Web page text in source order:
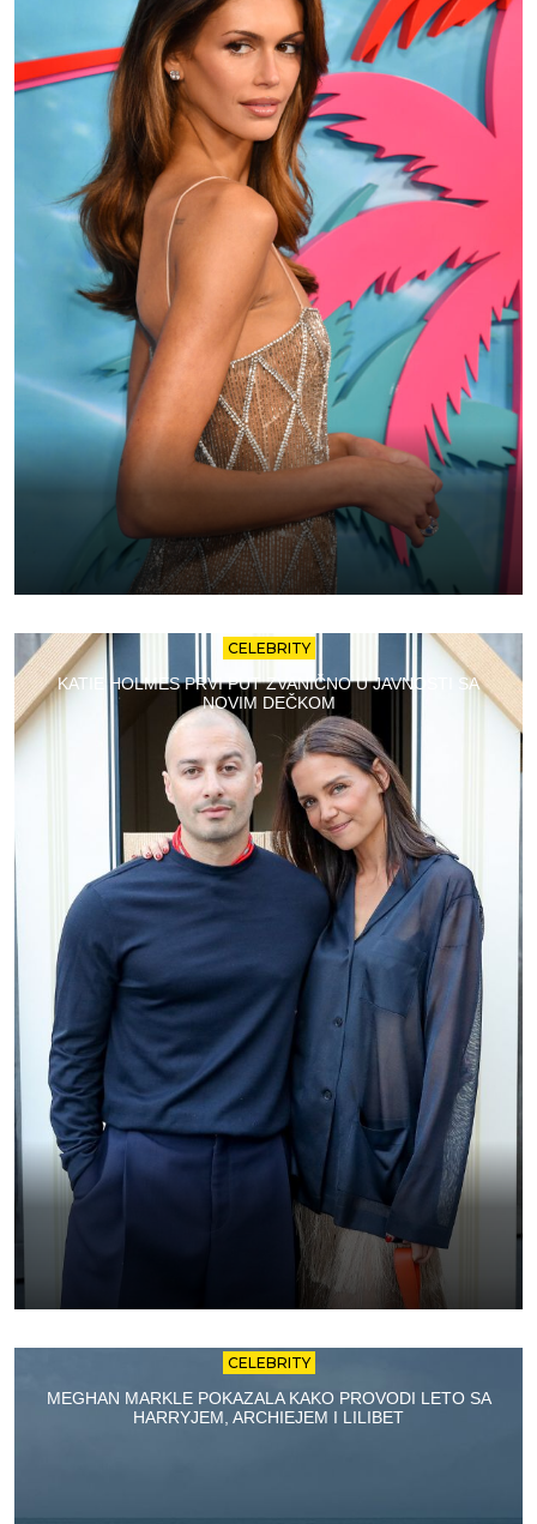
CELEBRITY
KATIE HOLMES PRVI PUT ZVANIČNO U JAVNOSTI SA
NOVIM DEČKOM
CELEBRITY
MEGHAN MARKLE POKAZALA KAKO PROVODI LETO SA
HARRYJEM, ARCHIEJEM I LILIBET